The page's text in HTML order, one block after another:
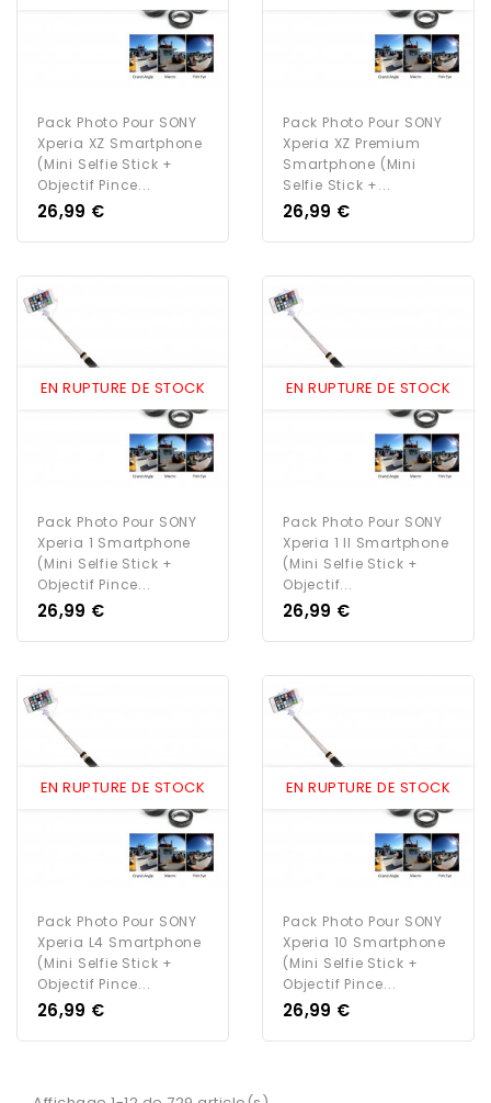
Pack Photo Pour SONY
Xperia XZ Smartphone
(Mini Selfie Stick +
Objectif Pince...
Prix
26,99 €
Pack Photo Pour SONY
Xperia XZ Premium
Smartphone (Mini
Selfie Stick +...
Prix
26,99 €
EN RUPTURE DE STOCK
Pack Photo Pour SONY
Xperia 1 Smartphone
(Mini Selfie Stick +
Objectif Pince...
Prix
26,99 €
EN RUPTURE DE STOCK
Pack Photo Pour SONY
Xperia 1 II Smartphone
(Mini Selfie Stick +
Objectif...
Prix
26,99 €
EN RUPTURE DE STOCK
Pack Photo Pour SONY
Xperia L4 Smartphone
(Mini Selfie Stick +
Objectif Pince...
Prix
26,99 €
EN RUPTURE DE STOCK
Pack Photo Pour SONY
Xperia 10 Smartphone
(Mini Selfie Stick +
Objectif Pince...
Prix
26,99 €